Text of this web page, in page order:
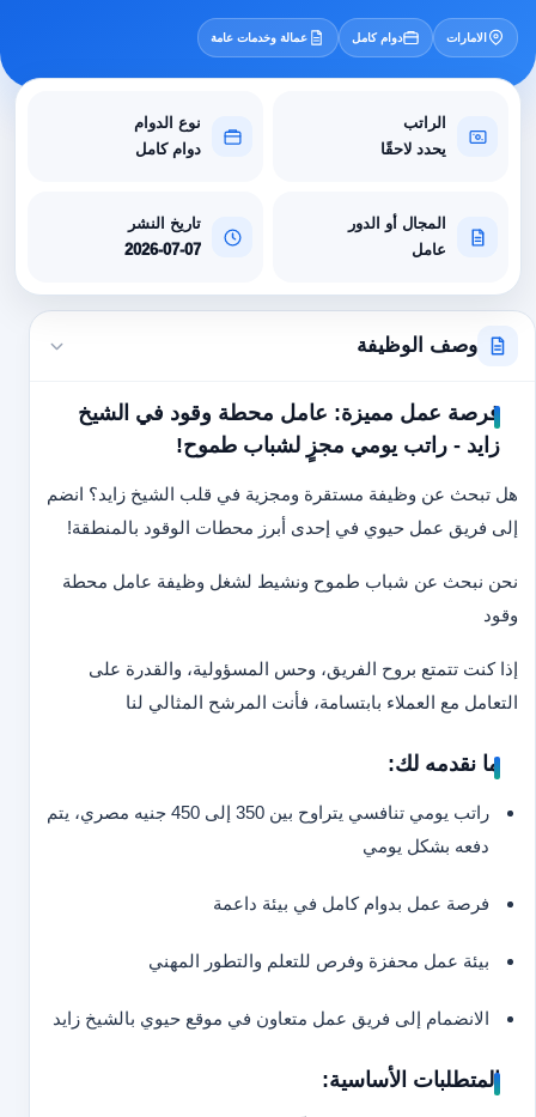
الامارات دوام كامل عمالة وخدمات عامة
الراتب
يحدد لاحقًا
نوع الدوام
دوام كامل
المجال أو الدور
عامل
تاريخ النشر
2026-07-07
وصف الوظيفة
فرصة عمل مميزة: عامل محطة وقود في الشيخ
زايد - راتب يومي مجزٍ لشباب طموح!
هل تبحث عن وظيفة مستقرة ومجزية في قلب الشيخ زايد؟ انضم
إلى فريق عمل حيوي في إحدى أبرز محطات الوقود بالمنطقة!
نحن نبحث عن شباب طموح ونشيط لشغل وظيفة عامل محطة
وقود
إذا كنت تتمتع بروح الفريق، وحس المسؤولية، والقدرة على
التعامل مع العملاء بابتسامة، فأنت المرشح المثالي لنا
ما نقدمه لك:
راتب يومي تنافسي يتراوح بين 350 إلى 450 جنيه مصري، يتم
دفعه بشكل يومي
فرصة عمل بدوام كامل في بيئة داعمة
بيئة عمل محفزة وفرص للتعلم والتطور المهني
الانضمام إلى فريق عمل متعاون في موقع حيوي بالشيخ زايد
المتطلبات الأساسية: